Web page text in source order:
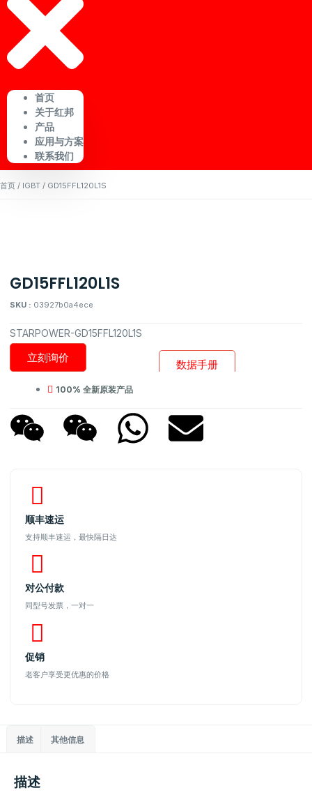
首页
关于红邦
产品
应用与方案
联系我们
首页 / IGBT / GD15FFL120L1S
GD15FFL120L1S
SKU : 03927b0a4ece
STARPOWER-GD15FFL120L1S
数据手册
立刻询价
100% 全新原装产品
顺丰速运
支持顺丰速运，最快隔日达
对公付款
同型号发票，一对一
促销
老客户享受更优惠的价格
描述 其他信息
描述